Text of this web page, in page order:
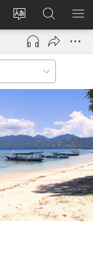
Změnit
jazyk
stránek
Přihlásit
se
(otevřeno
okno)
Hledat
na
JW.ORG